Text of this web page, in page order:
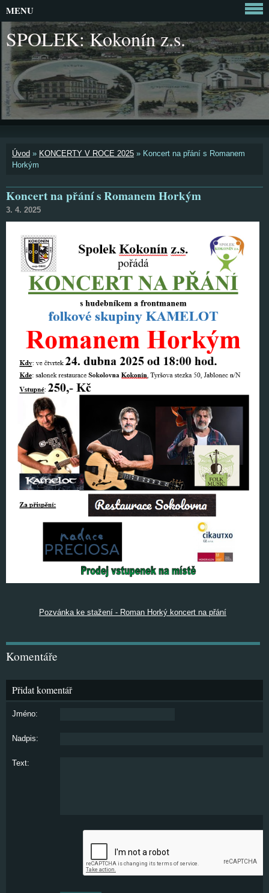
SPOLEK: Kokonín z.s.
Úvod » KONCERTY V ROCE 2025 » Koncert na přání s Romanem
Horkým
Koncert na přání s Romanem Horkým
3. 4. 2025
Pozvánka ke stažení - Roman Horký koncert na přání
Komentáře
Přidat komentář
Jméno:
Nadpis:
Text:
MENU